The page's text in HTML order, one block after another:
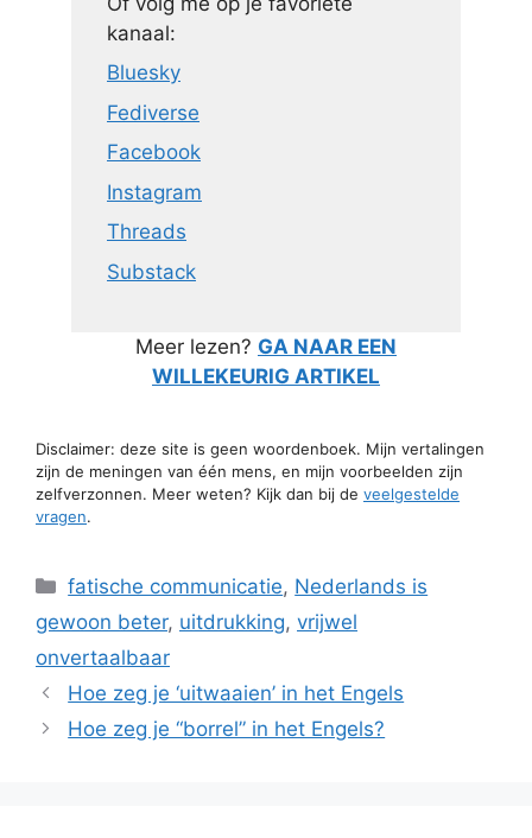
kanaal:
Bluesky
Fediverse
Facebook
Instagram
Threads
Substack
Meer lezen? GA NAAR EEN
WILLEKEURIG ARTIKEL
Disclaimer: deze site is geen woordenboek. Mijn vertalingen
zijn de meningen van één mens, en mijn voorbeelden zijn
zelfverzonnen. Meer weten? Kijk dan bij de veelgestelde
vragen.
Categorieën
fatische communicatie, Nederlands is
gewoon beter, uitdrukking, vrijwel
onvertaalbaar
Hoe zeg je ‘uitwaaien’ in het Engels
Hoe zeg je “borrel” in het Engels?